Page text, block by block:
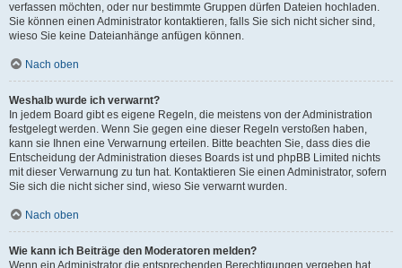
verfassen möchten, oder nur bestimmte Gruppen dürfen Dateien hochladen.
Sie können einen Administrator kontaktieren, falls Sie sich nicht sicher sind,
wieso Sie keine Dateianhänge anfügen können.
Nach oben
Weshalb wurde ich verwarnt?
In jedem Board gibt es eigene Regeln, die meistens von der Administration
festgelegt werden. Wenn Sie gegen eine dieser Regeln verstoßen haben,
kann sie Ihnen eine Verwarnung erteilen. Bitte beachten Sie, dass dies die
Entscheidung der Administration dieses Boards ist und phpBB Limited nichts
mit dieser Verwarnung zu tun hat. Kontaktieren Sie einen Administrator, sofern
Sie sich die nicht sicher sind, wieso Sie verwarnt wurden.
Nach oben
Wie kann ich Beiträge den Moderatoren melden?
Wenn ein Administrator die entsprechenden Berechtigungen vergeben hat,